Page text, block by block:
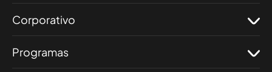
Corporativo
Programas